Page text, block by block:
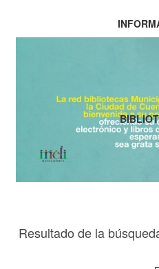
Resultado de la